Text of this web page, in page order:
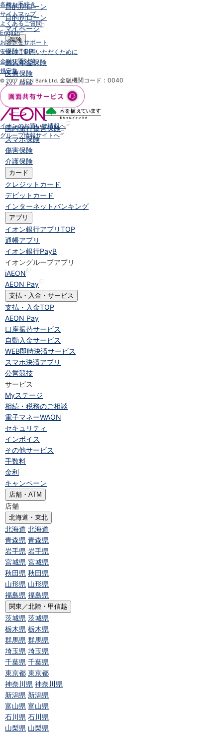
目的別ローン
目的別ローン
マイページ
保険
保険TOP
個人年金保険
医療保険
がん保険
就業不能保険
認知症保険
海外旅行保険
国内旅行傷害保険
スマホ保険
傷害保険
介護保険
カード
クレジットカード
デビットカード
インターネットバンキング
アプリ
イオン銀行アプリTOP
通帳アプリ
イオン銀行PayB
イオングループアプリ
iAEON
AEON Pay
支払・入金・サービス
支払・入金TOP
AEON Pay
口座振替サービス
自動入金サービス
WEB即時決済サービス
スマホ決済アプリ
公営競技
サービス
Myステージ
相続・税務のご相談
電子マネーWAON
セキュリティ
インボイス
その他サービス
手数料
金利
キャンペーン
店舗・ATM
店舗
北海道・東北
北海道 北海道
青森県 青森県
岩手県 岩手県
宮城県 宮城県
秋田県 秋田県
山形県 山形県
福島県 福島県
関東／北陸・甲信越
茨城県 茨城県
栃木県 栃木県
群馬県 群馬県
埼玉県 埼玉県
千葉県 千葉県
東京都 東京都
神奈川県 神奈川県
新潟県 新潟県
富山県 富山県
石川県 石川県
山梨県 山梨県
各種お手続き
サイトマップ
よくあるご質問
English
お客さまサポート
安全にご利用いただくために
金融犯罪対策
規定集
© 2007 AEON Bank,Ltd. 金融機関コード：0040
イオンのお買い物情報へ
グループ情報サイトへ